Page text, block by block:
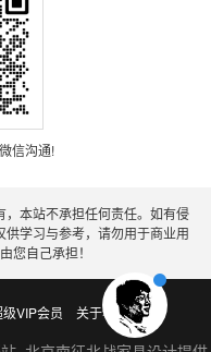
信沟通!
本站不承担任何责任。如有侵
学习与参考，请勿用于商业用
您自己承担！
VIP会员 关于老李